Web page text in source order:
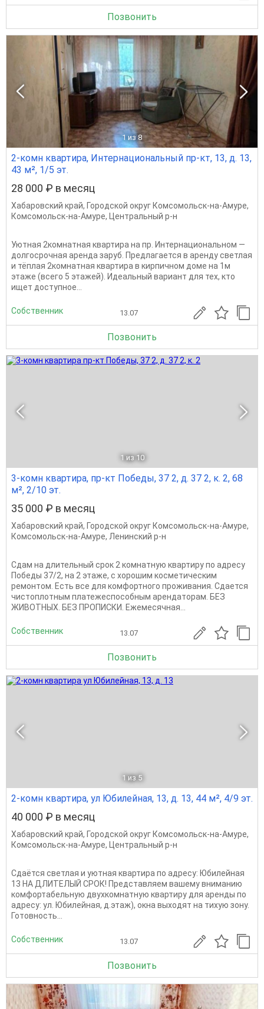
Позвонить
1 из 8
2-комн квартира, Интернациональный пр-кт, 13, д. 13,
43 м², 1/5 эт.
28 000 ₽ в месяц
Хабаровский край, Городской округ Комсомольск-на-Амуре,
Комсомольск-на-Амуре, Центральный р-н
Уютная 2комнатная квартира на пр. Интернациональном —
долгосрочная аренда заруб. Предлагается в аренду светлая
и тёплая 2комнатная квартира в кирпичном доме на 1м
этаже (всего 5 этажей). Идеальный вариант для тех, кто
ищет доступное...
Собственник 13.07
Позвонить
1 из 10
3-комн квартира, пр-кт Победы, 37 2, д. 37 2, к. 2, 68
м², 2/10 эт.
35 000 ₽ в месяц
Хабаровский край, Городской округ Комсомольск-на-Амуре,
Комсомольск-на-Амуре, Ленинский р-н
Сдам на длительный срок 2 комнатную квартиру по адресу
Победы 37/2, на 2 этаже, с хорошим косметическим
ремонтом. Есть все для комфортного проживания. Сдается
чистоплотным платежеспособным арендаторам. БЕЗ
ЖИВОТНЫХ. БЕЗ ПРОПИСКИ. Ежемесячная...
Собственник 13.07
Позвонить
1 из 5
2-комн квартира, ул Юбилейная, 13, д. 13, 44 м², 4/9 эт.
40 000 ₽ в месяц
Хабаровский край, Городской округ Комсомольск-на-Амуре,
Комсомольск-на-Амуре, Центральный р-н
Сдаётся светлая и уютная квартира по адресу: Юбилейная
13 НА ДЛИТЕЛЫЙ СРОК! Представляем вашему вниманию
комфортабельную двухкомнатную квартиру для аренды по
адресу: ул. Юбилейная, д.этаж), окна выходят на тихую зону.
Готовность...
Собственник 13.07
Позвонить